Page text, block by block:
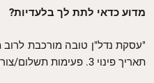
מדוע כדאי לתת לך בלעדיות?
תאריך פינוי 3. פעימות תשלום/צורת התשלום.